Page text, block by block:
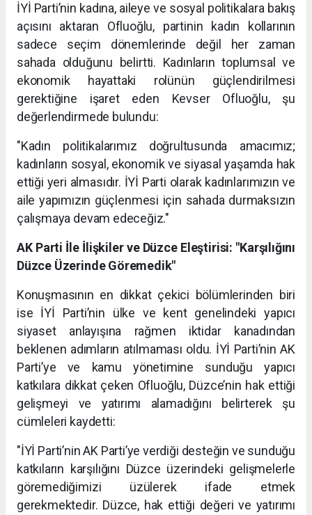
İYİ Parti’nin kadına, aileye ve sosyal politikalara bakış
açısını aktaran Ofluoğlu, partinin kadın kollarının
sadece seçim dönemlerinde değil her zaman
sahada olduğunu belirtti. Kadınların toplumsal ve
ekonomik hayattaki rolünün güçlendirilmesi
gerektiğine işaret eden Kevser Ofluoğlu, şu
değerlendirmede bulundu:
"Kadın politikalarımız doğrultusunda amacımız;
kadınların sosyal, ekonomik ve siyasal yaşamda hak
ettiği yeri almasıdır. İYİ Parti olarak kadınlarımızın ve
aile yapımızın güçlenmesi için sahada durmaksızın
çalışmaya devam edeceğiz."
AK Parti İle İlişkiler ve Düzce Eleştirisi: "Karşılığını
Düzce Üzerinde Göremedik"
Konuşmasının en dikkat çekici bölümlerinden biri
ise İYİ Parti’nin ülke ve kent genelindeki yapıcı
siyaset anlayışına rağmen iktidar kanadından
beklenen adımların atılmaması oldu. İYİ Parti’nin AK
Parti’ye ve kamu yönetimine sunduğu yapıcı
katkılara dikkat çeken Ofluoğlu, Düzce’nin hak ettiği
gelişmeyi ve yatırımı alamadığını belirterek şu
cümleleri kaydetti:
"İYİ Parti’nin AK Parti’ye verdiği desteğin ve sunduğu
katkıların karşılığını Düzce üzerindeki gelişmelerle
göremediğimizi üzülerek ifade etmek
gerekmektedir. Düzce, hak ettiği değeri ve yatırımı